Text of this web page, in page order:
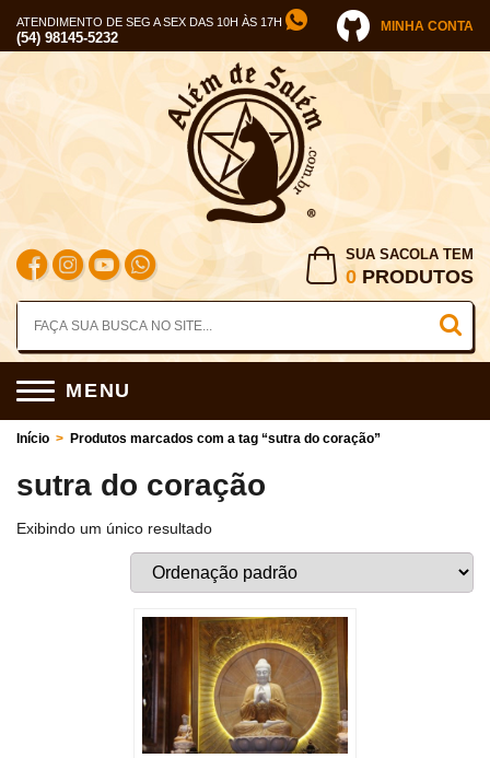
ATENDIMENTO DE SEG A SEX DAS 10H ÀS 17H
(54) 98145-5232
MINHA CONTA
SUA SACOLA TEM
0 PRODUTOS
MENU
Início > Produtos marcados com a tag “sutra do coração”
sutra do coração
Exibindo um único resultado